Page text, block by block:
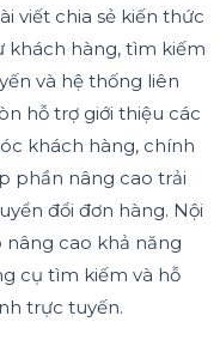
viết chia sẻ kiến thức
khách hàng, tìm kiếm
và hệ thống liên
hỗ trợ giới thiệu các
khách hàng, chính
phần nâng cao trải
đổi đơn hàng. Nội
nâng cao khả năng
cụ tìm kiếm và hỗ
trực tuyến.